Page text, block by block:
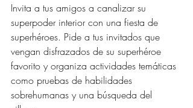
Invita a tus amigos a canalizar su
superpoder interior con una fiesta de
superhéroes. Pide a tus invitados que
vengan disfrazados de su superhéroe
favorito y organiza actividades temáticas
como pruebas de habilidades
sobrehumanas y una búsqueda del